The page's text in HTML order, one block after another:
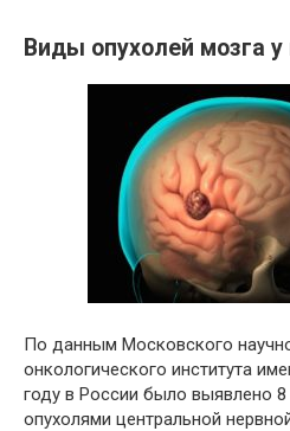
Виды опухолей мозга
По данным Московского
онкологического института
году в России было выявлено
опухолями центральной